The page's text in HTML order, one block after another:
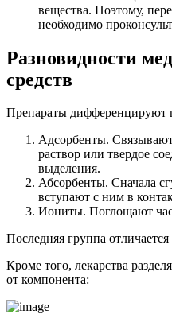
вещества. Поэтому,
необходимо
Разновидности
средств
Препараты дифференцируют
Адсорбенты.
раствор или твердое
выделения.
Абсорбенты. Сначала
вступают с ним в
Иониты. Поглощают
Последняя группа
Кроме того, лекарства
от компонента: